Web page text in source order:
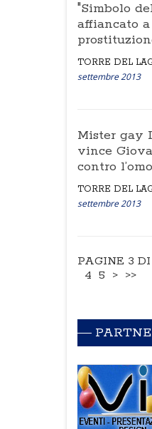
"Simbolo
affiancato
TORRE DEL
settembre 2013
Mister gay
vince
contro
TORRE DEL
settembre 2013
PAGINE 3 DI
4 5 > >>